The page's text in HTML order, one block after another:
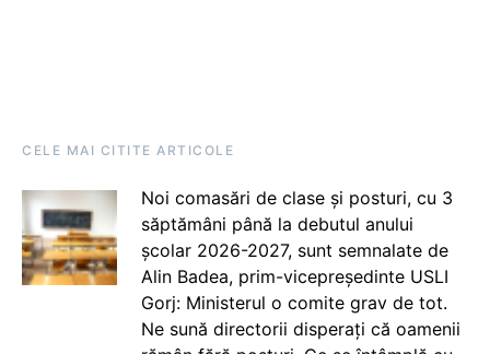
CELE MAI CITITE ARTICOLE
Noi comasări de clase și posturi, cu 3
săptămâni până la debutul anului
școlar 2026-2027, sunt semnalate de
Alin Badea, prim-vicepreședinte USLI
Gorj: Ministerul o comite grav de tot.
Ne sună directorii disperați că oamenii